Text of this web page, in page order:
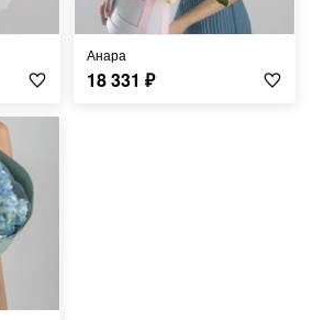
Анара
18 331 ₽